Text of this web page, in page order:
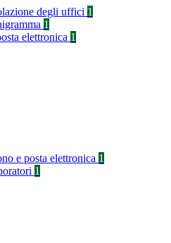
degli uffici 1
1
elettronica 1
e posta elettronica 1
1